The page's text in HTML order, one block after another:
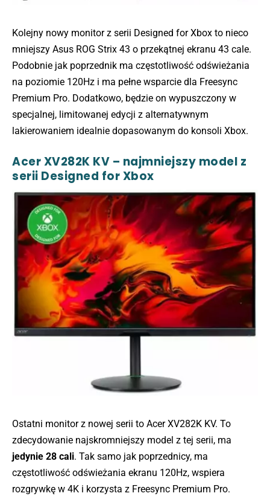
Kolejny nowy monitor z serii Designed for Xbox to nieco
mniejszy Asus ROG Strix 43 o przekątnej ekranu 43 cale.
Podobnie jak poprzednik ma częstotliwość odświeżania
na poziomie 120Hz i ma pełne wsparcie dla Freesync
Premium Pro. Dodatkowo, będzie on wypuszczony w
specjalnej, limitowanej edycji z alternatywnym
lakierowaniem idealnie dopasowanym do konsoli Xbox.
Acer XV282K KV – najmniejszy model z
serii Designed for Xbox
Ostatni monitor z nowej serii to Acer XV282K KV. To
zdecydowanie najskromniejszy model z tej serii, ma
jedynie 28 cali. Tak samo jak poprzednicy, ma
częstotliwość odświeżania ekranu 120Hz, wspiera
rozgrywkę w 4K i korzysta z Freesync Premium Pro.